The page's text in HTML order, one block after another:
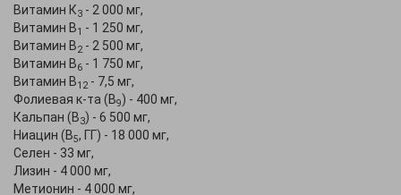
Витамин К3 - 2 000 мг,
Витамин В1 - 1 250 мг,
Витамин В2 - 2 500 мг,
Витамин В6 - 1 750 мг,
Витамин В12 - 7,5 мг,
Фолиевая к-та (В9) - 400 мг,
Кальпан (В3) - 6 500 мг,
Ниацин (В5, ГГ) - 18 000 мг,
Селен - 33 мг,
Лизин - 4 000 мг,
Метионин - 4 000 мг,